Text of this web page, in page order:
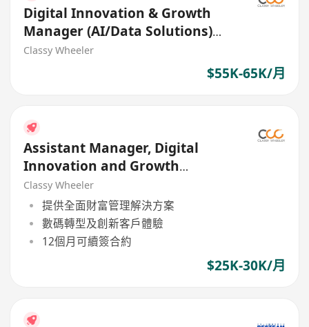
Digital Innovation & Growth
Manager (AI/Data Solutions)
(Insurance)
Classy Wheeler
$55K-65K/月
Assistant Manager, Digital
Innovation and Growth
(Program Coordination)
Classy Wheeler
提供全面財富管理解決方案
數碼轉型及創新客戶體驗
12個月可續簽合約
$25K-30K/月